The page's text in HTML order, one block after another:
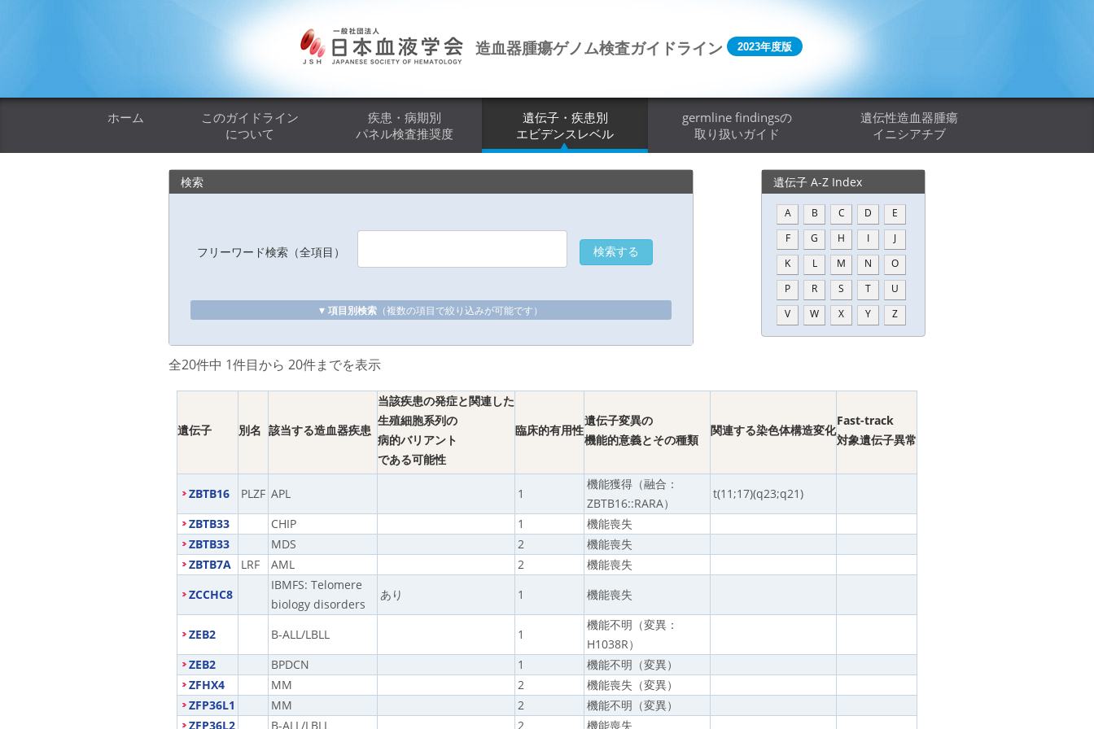
造血器腫瘍ゲノム検査ガイドライン 2023年度版
ホーム
このガイドライン
について
疾患・病期別
パネル検査推奨度
遺伝子・疾患別
エビデンスレベル
germline findingsの
取り扱いガイド
遺伝性造血器腫瘍
イニシアチブ
検索
フリーワード検索（全項目）
▾ 項目別検索 （複数の項目で絞り込みが可能です）
遺伝子 A-Z Index
A B C D
E
F
G H I
J
K
L M N
O
P
R S T
U
V
W X Y Z
全20件中 1件目から 20件までを表示
遺伝子 別名 該当する造血器疾患
当該疾患の発症と関連した
生殖細胞系列の
病的バリアント
である可能性
臨床的有用性
遺伝子変異の
機能的意義とその種類
関連する染色体構造変化
Fast-track
対象遺伝子異常
ZBTB16 PLZF APL 1
機能獲得（融合：
ZBTB16::RARA）
t(11;17)(q23;q21)
ZBTB33
CHIP 1
機能喪失
ZBTB33
MDS 2
機能喪失
ZBTB7A
LRF AML 2
機能喪失
ZCCHC8
IBMFS: Telomere
biology disorders
あり 1 機能喪失
ZEB2 B-ALL/LBLL 1
機能不明（変異：
H1038R）
ZEB2
BPDCN 1
機能不明（変異）
ZFHX4
MM 2
機能喪失（変異）
ZFP36L1
MM 2
機能不明（変異）
ZFP36L2
B-ALL/LBLL 2 機能喪失